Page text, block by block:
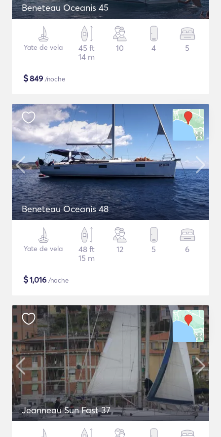
Beneteau Oceanis 45
Yate de vela
45 ft
14 m
10 4 5
$849 /noche
Beneteau Oceanis 48
Yate de vela
48 ft
15 m
12 5 6
$1,016 /noche
Jeanneau Sun Fast 37